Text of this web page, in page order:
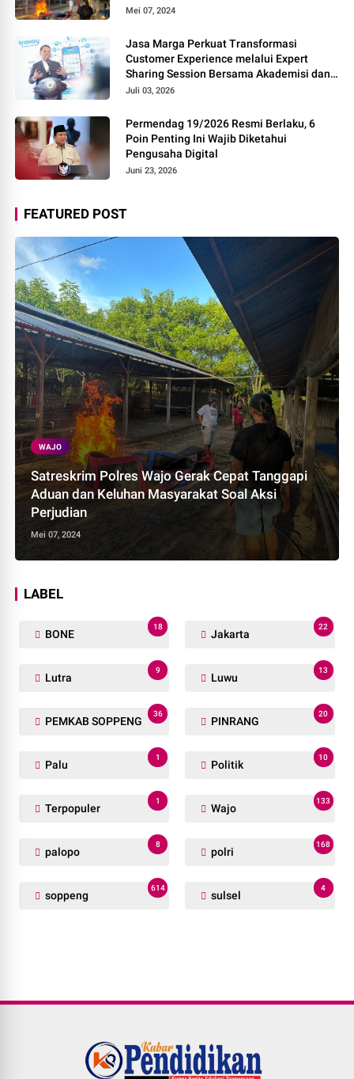
Mei 07, 2024
Jasa Marga Perkuat Transformasi
Customer Experience melalui Expert
Sharing Session Bersama Akademisi dan
Praktisi
Juli 03, 2026
Permendag 19/2026 Resmi Berlaku, 6
Poin Penting Ini Wajib Diketahui
Pengusaha Digital
Juni 23, 2026
FEATURED POST
WAJO
Satreskrim Polres Wajo Gerak Cepat Tanggapi
Aduan dan Keluhan Masyarakat Soal Aksi
Perjudian
Mei 07, 2024
LABEL
BONE
18
Jakarta
22
Lutra
9
Luwu
13
PEMKAB SOPPENG
36
PINRANG
20
Palu
1
Politik
10
Terpopuler
1
Wajo
133
palopo
8
polri
168
soppeng
614
sulsel
4